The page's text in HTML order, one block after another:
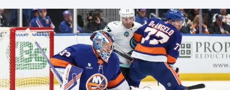
DALŠÍ SPORTY
Americký fotbal
Baseball a softbal
NEPŘEHLÉDNĚTE
Soutěže